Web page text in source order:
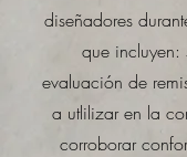
diseñadores
que incluyen:
evaluación de
a utlilizar en la
corroborar